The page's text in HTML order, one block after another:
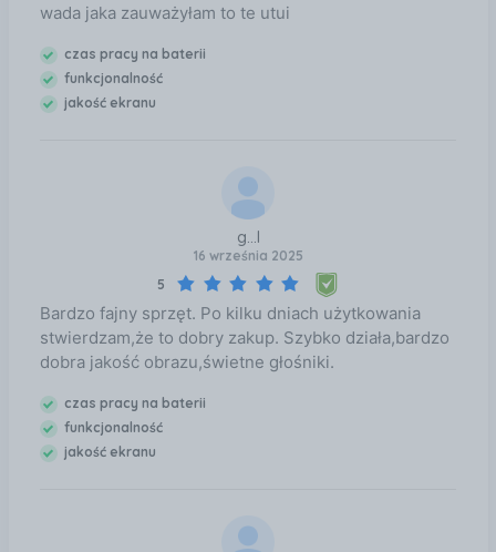
wada jaka zauważyłam to te utui
czas pracy na baterii
funkcjonalność
jakość ekranu
g...l
16 września 2025
5
Bardzo fajny sprzęt. Po kilku dniach użytkowania
stwierdzam,że to dobry zakup. Szybko działa,bardzo
dobra jakość obrazu,świetne głośniki.
czas pracy na baterii
funkcjonalność
jakość ekranu